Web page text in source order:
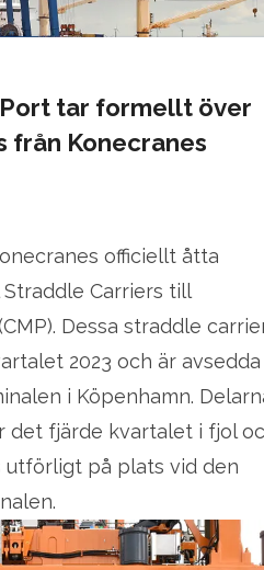
tar formellt över
Konecranes
officiellt åtta
Carriers till
Dessa straddle
2023 och är avsedda
i Köpenhamn.
det fjärde kvartalet i fjol
på plats vid den